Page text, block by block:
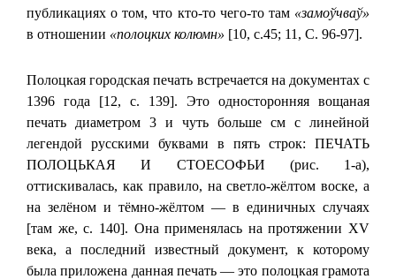
публикациях о том, что кто-то чего-то там «замоўчваў»
в отношении «полоцких колюмн» [10, с.45; 11, С. 96-97].
Полоцкая городская печать встречается на документах с
1396 года [12, с. 139]. Это односторонняя вощаная
печать диаметром 3 и чуть больше см с линейной
легендой русскими буквами в пять строк: ПЕЧАТЬ
ПОЛОЦЬКАЯ И СТОЕСОФЬИ (рис. 1-а),
оттискивалась, как правило, на светло-жёлтом воске, а
на зелёном и тёмно-жёлтом — в единичных случаях
[там же, с. 140]. Она применялась на протяжении XV
века, а последний известный документ, к которому
была приложена данная печать — это полоцкая грамота